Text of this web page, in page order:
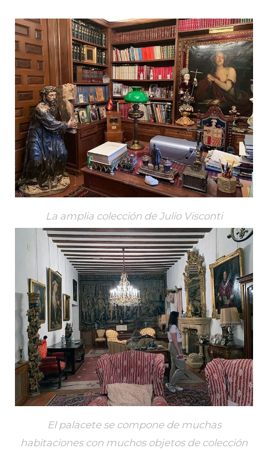
La amplia colección de Julio Visconti
El palacete se compone de muchas
habitaciones con muchos objetos de colección